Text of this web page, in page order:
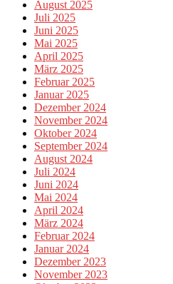
August 2025
Juli 2025
Juni 2025
Mai 2025
April 2025
März 2025
Februar 2025
Januar 2025
Dezember 2024
November 2024
Oktober 2024
September 2024
August 2024
Juli 2024
Juni 2024
Mai 2024
April 2024
März 2024
Februar 2024
Januar 2024
Dezember 2023
November 2023